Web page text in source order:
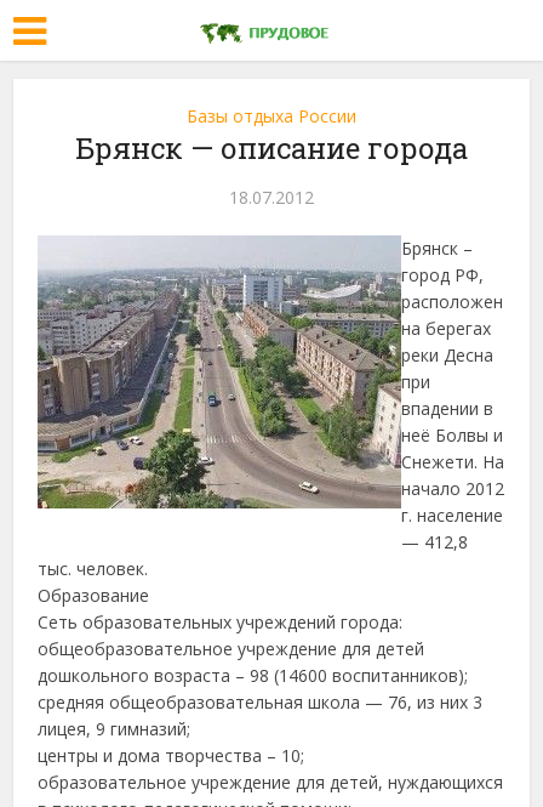
Базы отдыха России
Брянск — описание города
18.07.2012
Брянск –
город РФ,
расположен
на берегах
реки Десна
при
впадении в
неё Болвы и
Снежети. На
начало 2012
г. население
— 412,8
тыс. человек.
Образование
Сеть образовательных учреждений города:
общеобразовательное учреждение для детей
дошкольного возраста – 98 (14600 воспитанников);
средняя общеобразовательная школа — 76, из них 3
лицея, 9 гимназий;
центры и дома творчества – 10;
образовательное учреждение для детей, нуждающихся